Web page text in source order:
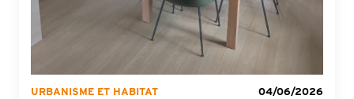
URBANISME ET HABITAT 04/06/2026